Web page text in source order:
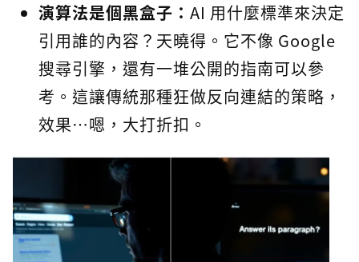
演算法是個黑盒子： AI 用什麼標準來決定
引用誰的內容？天曉得。它不像 Google
搜尋引擎，還有一堆公開的指南可以參
考。這讓傳統那種狂做反向連結的策略，
效果…嗯，大打折扣。